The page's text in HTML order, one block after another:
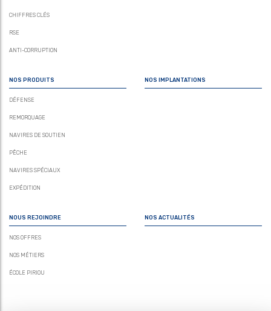
CHIFFRES CLÉS
RSE
ANTI-CORRUPTION
NOS PRODUITS
DÉFENSE
REMORQUAGE
NAVIRES DE SOUTIEN
PÊCHE
NAVIRES SPÉCIAUX
EXPÉDITION
NOS IMPLANTATIONS
NOUS REJOINDRE
NOS OFFRES
NOS MÉTIERS
ÉCOLE PIRIOU
NOS ACTUALITÉS